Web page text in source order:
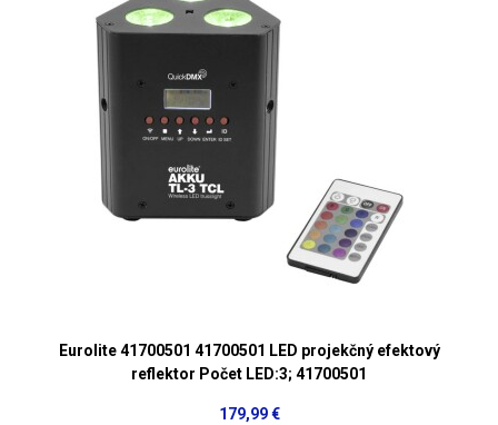
Eurolite 41700501 41700501 LED projekčný efektový
reflektor Počet LED:3; 41700501
179,99 €